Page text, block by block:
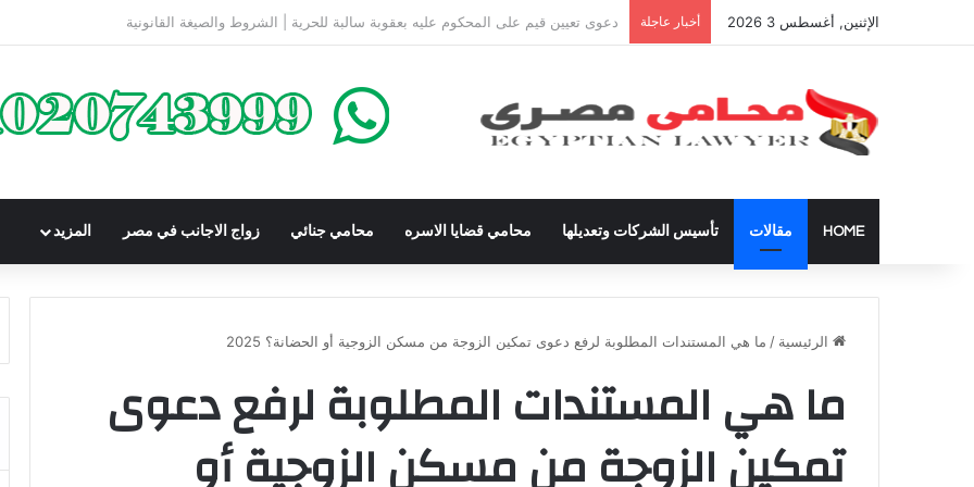
الإثنين, أغسطس 3 2026 أخبار عاجلة شراء العقارات داخل الكومباوندات تحت الإنشاء | أهم البنود التي تحمي المشتري في القانون المصري
HOME مقالات تأسيس الشركات وتعديلها محامي قضايا الاسره محامي جنائي زواج الاجانب في مصر المزيد
الرئيسية / ما هي المستندات المطلوبة لرفع دعوى تمكين الزوجة من مسكن الزوجية أو الحضانة؟ 2025
ما هي المستندات المطلوبة لرفع دعوى
تمكين الزوجة من مسكن الزوجية أو